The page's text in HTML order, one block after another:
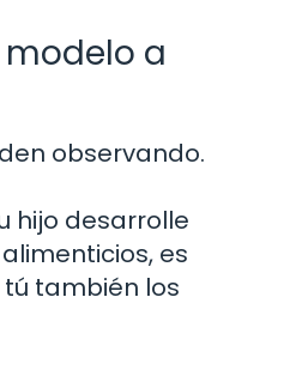
modelo a
observando.
hijo desarrolle
es
también los